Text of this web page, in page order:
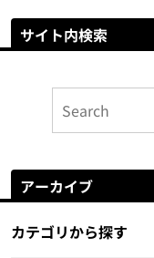
サイト内検索
アーカイブ
カテゴリから探す